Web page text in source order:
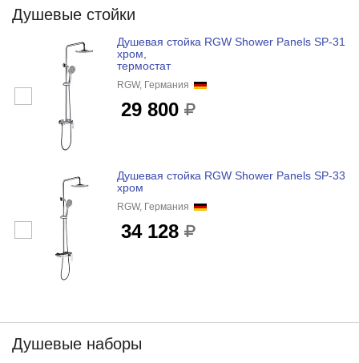
Душевые стойки
Душевая стойка RGW Shower Panels SP-31
хром,
термостат
RGW, Германия
29 800
Душевая стойка RGW Shower Panels SP-33
хром
RGW, Германия
34 128
Душевые наборы